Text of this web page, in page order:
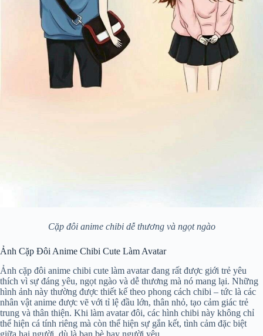
Cặp đôi anime chibi dễ thương và ngọt ngào
Ảnh Cặp Đôi Anime Chibi Cute Làm Avatar
Ảnh cặp đôi anime chibi cute làm avatar đang rất được giới trẻ yêu
thích vì sự đáng yêu, ngọt ngào và dễ thương mà nó mang lại. Những
hình ảnh này thường được thiết kế theo phong cách chibi – tức là các
nhân vật anime được vẽ với tỉ lệ đầu lớn, thân nhỏ, tạo cảm giác trẻ
trung và thân thiện. Khi làm avatar đôi, các hình chibi này không chỉ
thể hiện cá tính riêng mà còn thể hiện sự gắn kết, tình cảm đặc biệt
giữa hai người, dù là bạn bè hay người yêu.